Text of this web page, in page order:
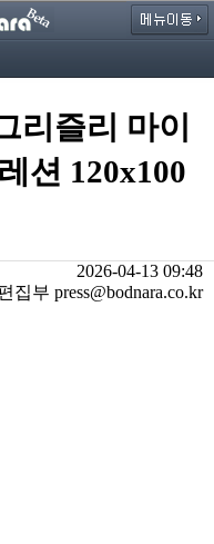
리즐리 마이
션 120x100
2026-04-13 09:48
집부 press@bodnara.co.kr